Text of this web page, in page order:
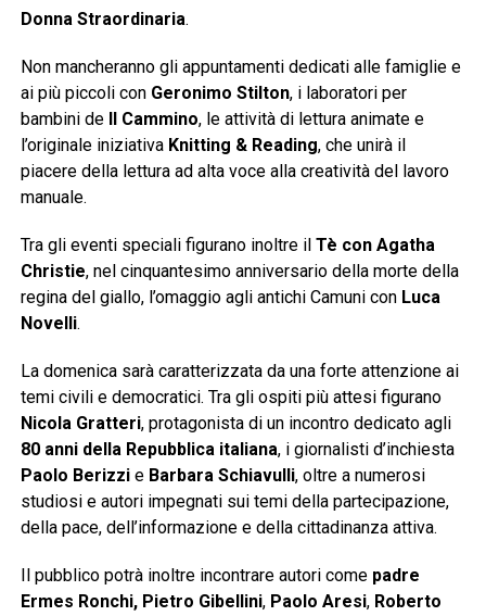
Donna Straordinaria.
Non mancheranno gli appuntamenti dedicati alle famiglie e
ai più piccoli con Geronimo Stilton, i laboratori per
bambini de
Il Cammino, le attività di lettura animate e
l’originale iniziativa Knitting & Reading, che unirà il
piacere della lettura ad alta voce alla creatività del lavoro
manuale.
Tra gli eventi speciali figurano inoltre il Tè con Agatha
Christie, nel cinquantesimo anniversario della morte della
regina del giallo, l’omaggio agli antichi Camuni con Luca
Novelli.
La domenica sarà caratterizzata da una forte attenzione ai
temi civili e democratici. Tra gli ospiti più attesi figurano
Nicola Gratteri, protagonista di un incontro dedicato agli
80 anni della Repubblica italiana, i giornalisti d’inchiesta
Paolo Berizzie Barbara Schiavulli, oltre a numerosi
studiosi e autori impegnati sui temi della partecipazione,
della pace, dell’informazione e della cittadinanza attiva.
Il pubblico potrà inoltre incontrare autori come padre
Ermes Ronchi, Pietro Gibellini, Paolo Aresi, Roberto